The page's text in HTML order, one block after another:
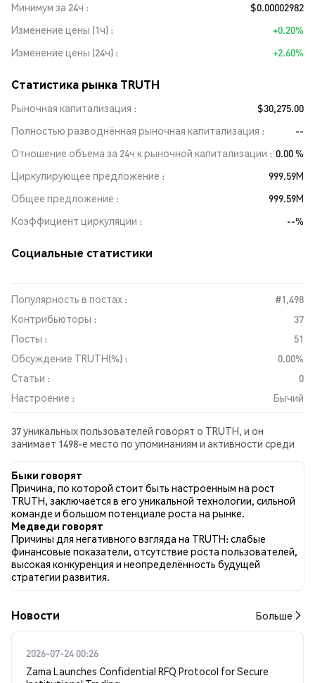
Минимум за 24ч
$0.00002982
Изменение цены (1ч)
+0.20%
Изменение цены (24ч)
+2.60%
Статистика рынка TRUTH
Рыночная капитализация
$30,275.00
Полностью разводнённая рыночная капитализация
--
Отношение объема за 24ч к рыночной капитализации
0.00 %
Циркулирующее предложение
999.59M
Общее предложение
999.59M
Коэффициент циркуляции
--%
Социальные статистики
Популярность в постах :
#1,498
Контрибьюторы :
37
Посты :
51
Обсуждение TRUTH(%) :
0.00%
Статьи :
0
Настроение :
Бычий
37 уникальных пользователей говорят о TRUTH, и он
занимает 1498-е место по упоминаниям и активности среди
отношении TRUTH во всех социальных сетях было Бычий.
Всего было опубликовано 0 новостных статей о TRUTH. В
Twitter 29.41% твитов имели бычий настрой по сравнению с
3.92% твитов с медвежьим настроем по TRUTH. 66.67%
твитов были нейтральными по отношению к TRUTH. Эти
данные основаны на 51 твитах.
Быки говорят
Причина, по которой стоит быть настроенным на рост
TRUTH, заключается в его уникальной технологии, сильной
команде и большом потенциале роста на рынке.
Медведи говорят
Причины для негативного взгляда на TRUTH: слабые
финансовые показатели, отсутствие роста пользователей,
высокая конкуренция и неопределённость будущей
стратегии развития.
Новости Больше
2026-07-24 00:26
Zama Launches Confidential RFQ Protocol for Secure